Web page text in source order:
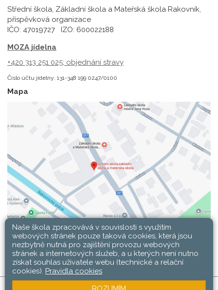
Střední škola, Základní škola a Mateřská škola Rakovník,
příspěvková organizace
IČO: 47019727 IZO: 600022188
MOZA jídelna
+420 313 251 025; objednání stravy
Číslo účtu jídelny: 131-348 199 0247/0100
Mapa
Naše škola zpracovává v souvislosti s využitím
webových stránek pouze taková cookies, která jsou
nezbytně nutná pro zajištění provozu webových
stránek a internetových služeb, a u kterých není nutno
získat souhlas uživatele webu (technické a relační
cookies). Pravidla cookies